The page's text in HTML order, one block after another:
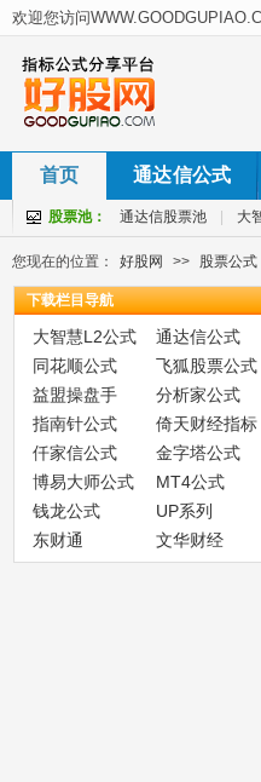
首页 通达信公式
股票池： 通达信股票池 大
您现在的位置： 好股网 >> 股票公式
下载栏目导航
大智慧L2公式
通达信公式
同花顺公式
飞狐股票公式
益盟操盘手
分析家公式
指南针公式
倚天财经指标
仟家信公式
金字塔公式
博易大师公式
MT4公式
钱龙公式
UP系列
东财通
文华财经